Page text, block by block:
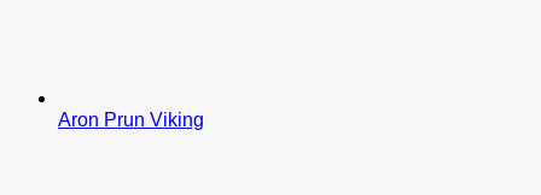
Aron Prun Viking